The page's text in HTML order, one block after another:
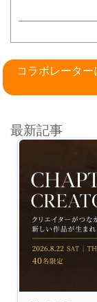
コラボレータ
最新記事